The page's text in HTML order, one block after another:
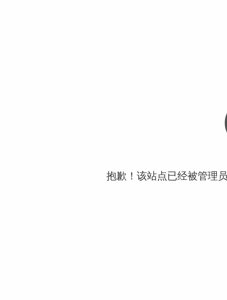
抱歉！该站点已经被管理